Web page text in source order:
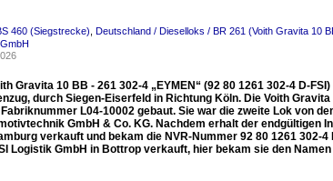
460 (Siegstrecke) Deutschland / Dieselloks / BR 261 (Voith Gravita 10
Gravita 10 BB - 261 302-4 „EYMEN“ (92 80 1261 302-4 D-
durch Siegen-Eiserfeld in Richtung Köln. Die Voith
L04-10002 gebaut. Sie war die zweite Lok von
GmbH & Co. KG. Nachdem erhalt der endgültigen
verkauft und bekam die NVR-Nummer 92 80 1261 302-
Logistik GmbH in Bottrop verkauft, hier bekam sie den Namen